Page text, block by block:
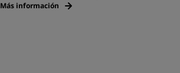
Más información